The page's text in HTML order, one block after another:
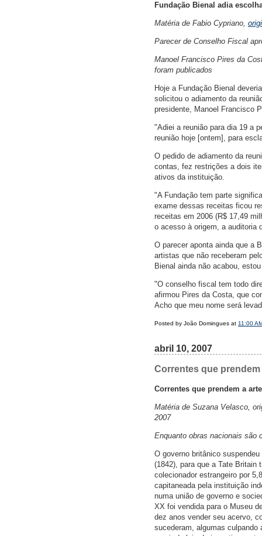
Fundação Bienal adia
Matéria de Fabio Cypriano,
Parecer de Conselho Fiscal
Manoel Francisco Pires da
foram publicados
Hoje a Fundação Bienal
solicitou o adiamento da
presidente, Manoel Francisco
"Adiei a reunião para dia 19 a
reunião hoje [ontem], para
O pedido de adiamento da
contas, fez restrições a dois
ativos da instituição.
"A Fundação tem parte
exame dessas receitas ficou
receitas em 2006 (R$ 17,49
o acesso à origem, a auditoria
O parecer aponta ainda que a
artistas que não receberam
Bienal ainda não acabou,
"O conselho fiscal tem todo
afirmou Pires da Costa, que
Acho que meu nome será
Posted by João Domingues at 11:00
abril 10, 2007
Correntes que
Correntes que prendem a arte
Matéria de Suzana Velasco,
2007
Enquanto obras nacionais são
O governo britânico
(1842), para que a Tate Britain
colecionador estrangeiro por
capitaneada pela instituição
numa união de governo e
XX foi vendida para o Museu
dez anos vender seu acervo,
sucederam, algumas